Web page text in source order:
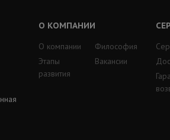
О КОМПАНИИ
О компании
Этапы
развития
Философия
Вакансии